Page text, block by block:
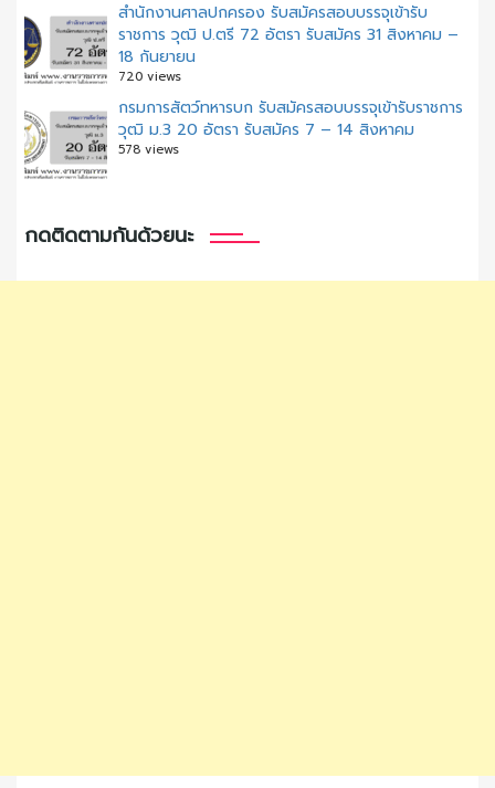
สํานักงานศาลปกครอง รับสมัครสอบบรรจุเข้ารับ
ราชการ วุฒิ ป.ตรี 72 อัตรา รับสมัคร 31 สิงหาคม –
18 กันยายน
720 views
กรมการสัตว์ทหารบก รับสมัครสอบบรรจุเข้ารับราชการ
วุฒิ ม.3 20 อัตรา รับสมัคร 7 – 14 สิงหาคม
578 views
กดติดตามกันด้วยนะ